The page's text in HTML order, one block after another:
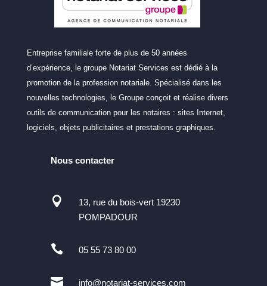
Entreprise familiale forte de plus de 50 années
d’expérience, le groupe Notariat Services est dédié à la
promotion de la profession notariale. Spécialisé dans les
nouvelles technologies, le Groupe conçoit et réalise divers
outils de communication pour les notaires : sites Internet,
logiciels, objets publicitaires et prestations graphiques.
Nous contacter

13, rue du bois-vert 19230
POMPADOUR
 05 55 73 80 00
 info@notariat-services.com